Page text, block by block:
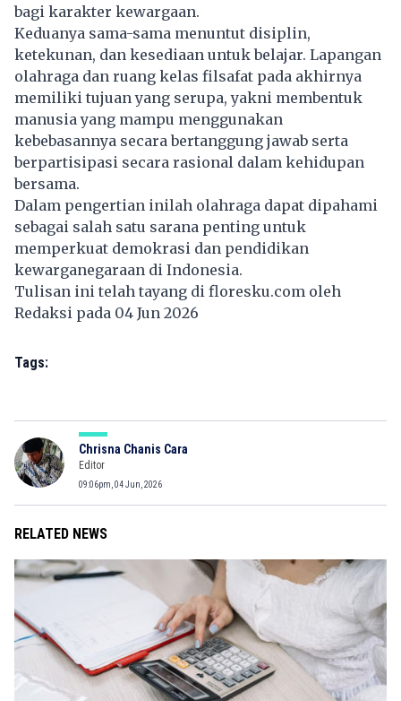
bagi karakter kewargaan.
Keduanya sama-sama menuntut disiplin,
ketekunan, dan kesediaan untuk belajar. Lapangan
olahraga dan ruang kelas filsafat pada akhirnya
memiliki tujuan yang serupa, yakni membentuk
manusia yang mampu menggunakan
kebebasannya secara bertanggung jawab serta
berpartisipasi secara rasional dalam kehidupan
bersama.
Dalam pengertian inilah olahraga dapat dipahami
sebagai salah satu sarana penting untuk
memperkuat demokrasi dan pendidikan
kewarganegaraan di Indonesia.
Tulisan ini telah tayang di floresku.com oleh
Redaksi pada 04 Jun 2026
Tags:
Chrisna Chanis Cara
Editor
09:06pm, 04 Jun, 2026
RELATED NEWS